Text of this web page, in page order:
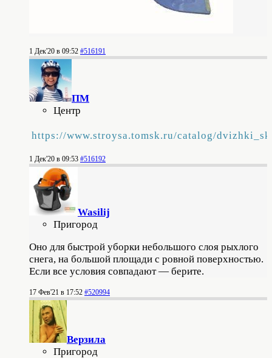
1 Дек'20 в 09:52 #516191
ПМ
Центр
https://www.stroysa.tomsk.ru/catalog/
1 Дек'20 в 09:53 #516192
Wasilij
Пригород
Оно для быстрой уборки небольшого слоя рыхлого
снега, на большой площади с ровной поверхностью.
Если все условия совпадают — берите.
17 Фев'21 в 17:52 #520994
Верзила
Пригород